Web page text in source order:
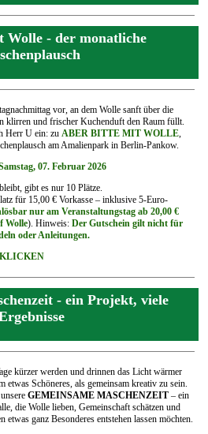
Wolle - der monatliche
vor, an dem Wolle sanft über die
klirren und frischer Kuchenduft den Raum füllt.
Herr U ein: zu ABER BITTE MIT WOLLE,
am Amalienpark in Berlin-Pankow.
07. Februar 2026
gibt es nur 10 Plätze.
für 15,00 € Vorkasse – inklusive 5-Euro-
nur am Veranstaltungstag ab 20,00 €
Wolle). Hinweis: Der Gutschein gilt nicht für
oder Anleitungen.
- ein Projekt, viele
kürzer werden und drinnen das Licht wärmer
etwas Schöneres, als gemeinsam kreativ zu sein.
GEMEINSAME MASCHENZEIT– ein
die Wolle lieben, Gemeinschaft schätzen und
etwas ganz Besonderes entstehen lassen möchten.